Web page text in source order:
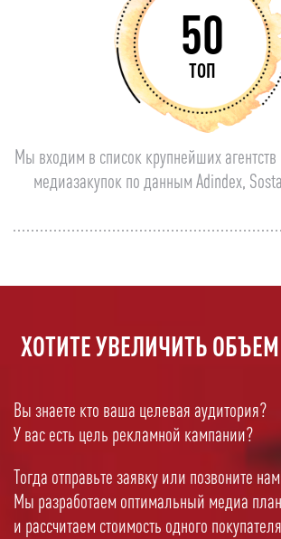
50
ТОП
Мы входим в список крупнейших
медиазакупок по данным Adindex,
ХОТИТЕ УВЕЛИЧИТЬ
Вы знаете кто ваша целевая аудитория?
У вас есть цель рекламной кампании?
Тогда отправьте заявку или позвоните
Мы разработаем оптимальный медиа план
и рассчитаем стоимость одного